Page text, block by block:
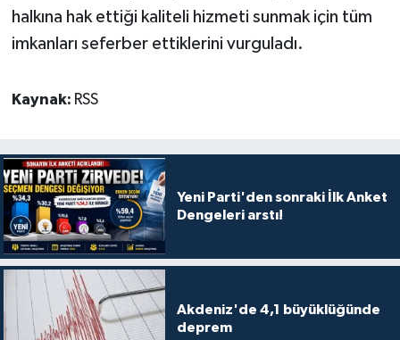
halkına hak ettiği kaliteli hizmeti sunmak için tüm
imkanları seferber ettiklerini vurguladı.
Kaynak: RSS
Yeni Parti'den sonraki İlk Anket
Dengeleri arstı!
Akdeniz'de 4,1 büyüklüğünde
deprem